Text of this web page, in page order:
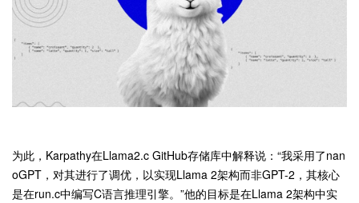
为此，Karpathy在Llama2.c GitHub存储库中解释说：“我采用了nan
oGPT，对其进行了调优，以实现Llama 2架构而非GPT-2，其核心
是在run.c中编写C语言推理引擎。”他的目标是在Llama 2架构中实